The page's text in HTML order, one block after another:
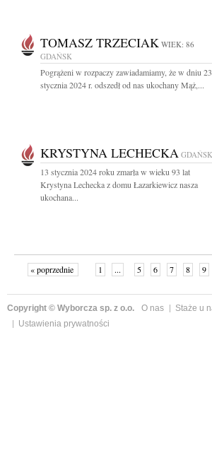
TOMASZ TRZECIAK WIEK: 86
GDAŃSK
Pogrążeni w rozpaczy zawiadamiamy, że w dniu 23
stycznia 2024 r. odszedł od nas ukochany Mąż,...
KRYSTYNA LECHECKA GDAŃSK
13 stycznia 2024 roku zmarła w wieku 93 lat
Krystyna Lechecka z domu Łazarkiewicz nasza
ukochana...
« poprzednie 1 ... 5 6 7 8 9
Copyright © Wyborcza sp. z o.o. O nas Staże u
Ustawienia prywatności